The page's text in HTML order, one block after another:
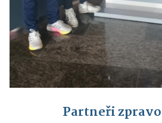
Partneři